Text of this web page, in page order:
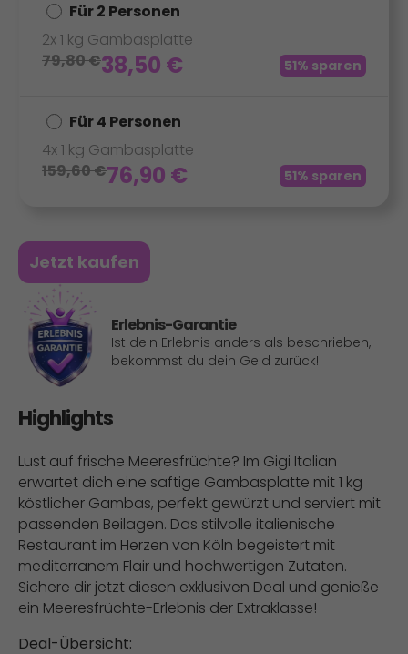
Für 2 Personen
2x 1 kg Gambasplatte
79,80€38,50 € 51% sparen
Für 4 Personen
4x 1 kg Gambasplatte
159,60€76,90 € 51% sparen
Jetzt kaufen
Erlebnis-Garantie
Ist dein Erlebnis anders als beschrieben,
bekommst du dein Geld zurück!
Highlights
Lust auf frische Meeresfrüchte? Im Gigi Italian
erwartet dich eine saftige Gambasplatte mit 1 kg
köstlicher Gambas, perfekt gewürzt und serviert mit
passenden Beilagen. Das stilvolle italienische
Restaurant im Herzen von Köln begeistert mit
mediterranem Flair und hochwertigen Zutaten.
Sichere dir jetzt diesen exklusiven Deal und genieße
ein Meeresfrüchte-Erlebnis der Extraklasse!
Deal-Übersicht: